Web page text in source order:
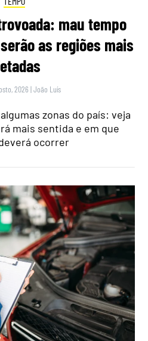
mau tempo
as regiões mais
2026 |João Luís
zonas do país: veja
mais sentida e em que
ocorrer